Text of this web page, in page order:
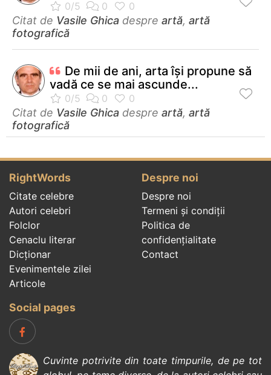
Citat de Vasile Ghica despre artă, artă
fotografică
De mii de ani, arta își propune să
vadă ce se mai ascunde...
Citat de Vasile Ghica despre artă, artă
fotografică
RightWords
Citate celebre
Autori celebri
Folclor
Cenaclu literar
Dicționar
Evenimentele zilei
Articole
Despre noi
Despre noi
Termeni și condiții
Politica de
confidenţialitate
Contact
Social pages
Cuvinte potrivite din toate timpurile, de pe tot